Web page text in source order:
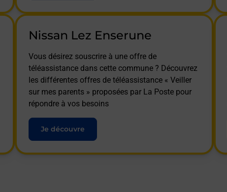
Nissan Lez Enserune
Vous désirez souscrire à une offre de
téléassistance dans cette commune ? Découvrez
les différentes offres de téléassistance « Veiller
sur mes parents » proposées par La Poste pour
répondre à vos besoins
Je découvre